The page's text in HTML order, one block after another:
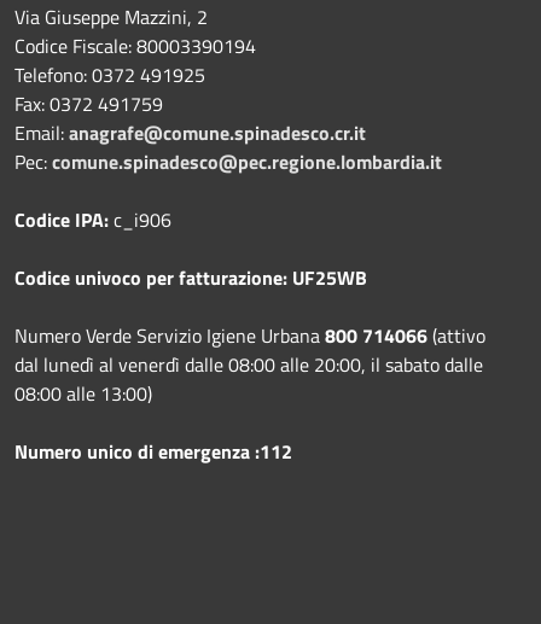
Via Giuseppe Mazzini, 2
Codice Fiscale: 80003390194
Telefono:0372 491925
Fax:0372 491759
Email:anagrafe@comune.spinadesco.cr.it
Pec:comune.spinadesco@pec.regione.lombardia.it
Codice IPA:c_i906
Codice univoco per fatturazione: UF25WB
Numero Verde Servizio Igiene Urbana800 714066(attivo
dal lunedì al venerdì dalle 08:00 alle 20:00, il sabato dalle
08:00 alle 13:00)
Numero unico di emergenza :112